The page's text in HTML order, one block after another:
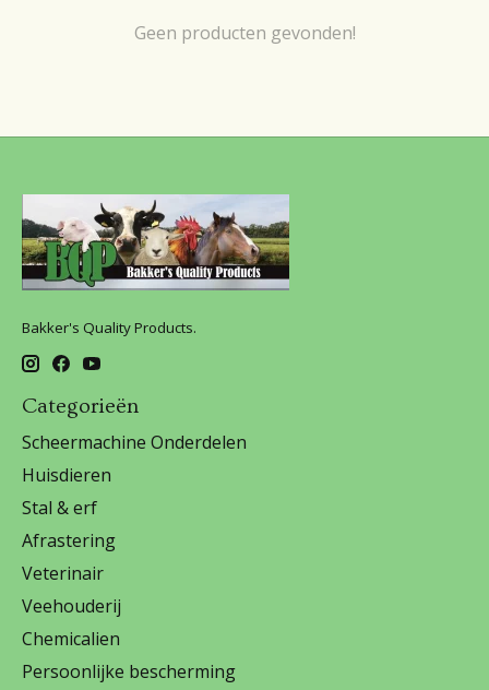
Geen producten gevonden!
Bakker's Quality Products.
Categorieën
Scheermachine Onderdelen
Huisdieren
Stal & erf
Afrastering
Veterinair
Veehouderij
Chemicalien
Persoonlijke bescherming